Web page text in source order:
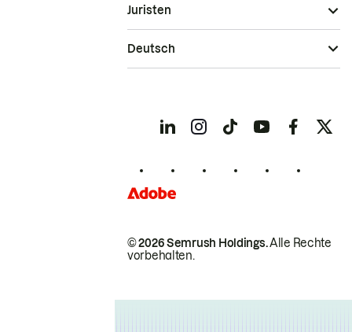
© 2026 Semrush Holdings.Alle Rechte
vorbehalten.
Juristen
Deutsch